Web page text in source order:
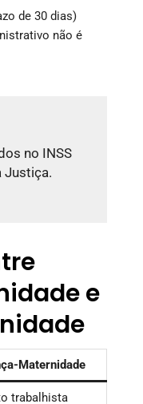
de 30 dias)
não é
no INSS
Justiça.
e
Maternidade
trabalhista